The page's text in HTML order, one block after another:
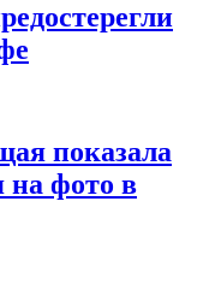
показала
на фото в